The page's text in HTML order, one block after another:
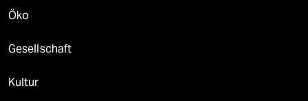
Öko
Gesellschaft
Kultur